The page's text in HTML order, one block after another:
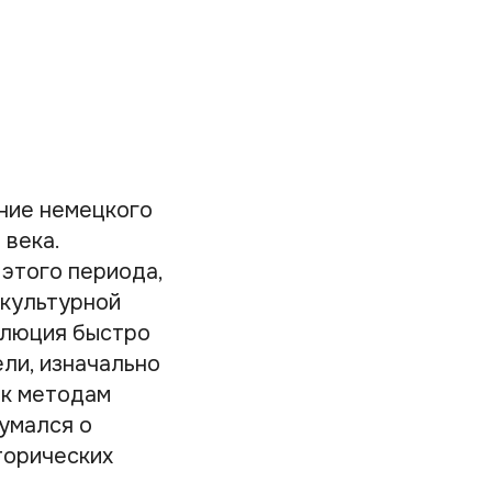
немецкого
периода,
быстро
изначально
методам
о